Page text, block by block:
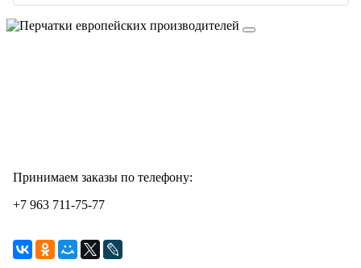
Принимаем заказы по телефону:
+7 963 711-75-77